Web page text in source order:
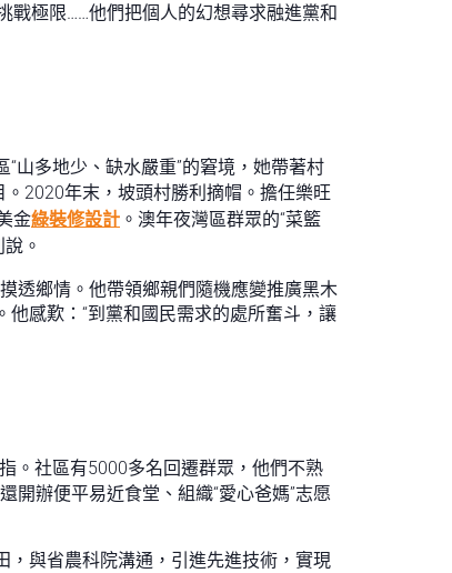
戰極限……他們把個人的幻想尋求融進黨和
山多地少、缺水嚴重”的窘境，她帶著村
2020年末，坡頭村勝利摘帽。擔任樂旺
金綠裝修設計 。澳年夜灣區群眾的“菜籃
。
透鄉情。他帶領鄉親們隨機應變推廣黑木
感歎：“到黨和國民需求的處所奮斗，讓
。社區有5000多名回遷群眾，他們不熟
開辦便平易近食堂、組織“愛心爸媽”志愿
，與省農科院溝通，引進先進技術，實現